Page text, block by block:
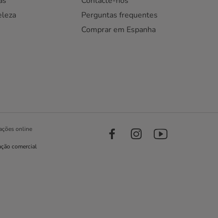
Perguntas frequentes
Comprar em Espanha
online
comercial